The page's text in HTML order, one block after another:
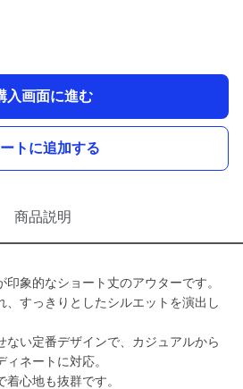
入画面に進む
トに追加する
商品説明
象的なショート丈のアウターです。
、すっきりとしたシルエットを演出し
ない定番デザインで、カジュアルから
ネートに対応。
心地も抜群です。